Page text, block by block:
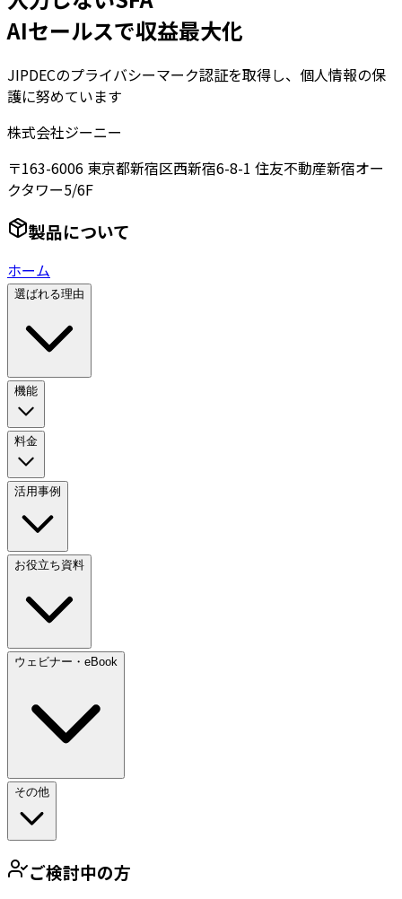
AIセールスで収益最大化
JIPDECのプライバシーマーク認証を取得し、個人情報の保
護に努めています
株式会社ジーニー
〒163-6006 東京都新宿区西新宿6-8-1 住友不動産新宿オー
クタワー5/6F
製品について
ホーム
選ばれる理由
機能
料金
活用事例
お役立ち資料
ウェビナー・eBook
その他
ご検討中の方